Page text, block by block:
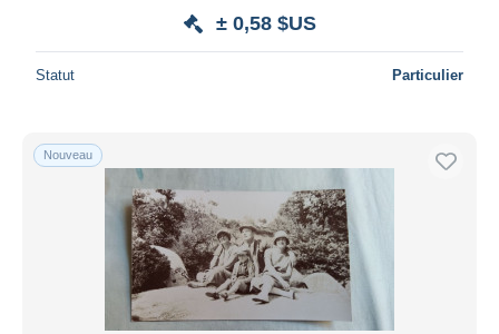
± 0,58 $US
Statut Particulier
Nouveau